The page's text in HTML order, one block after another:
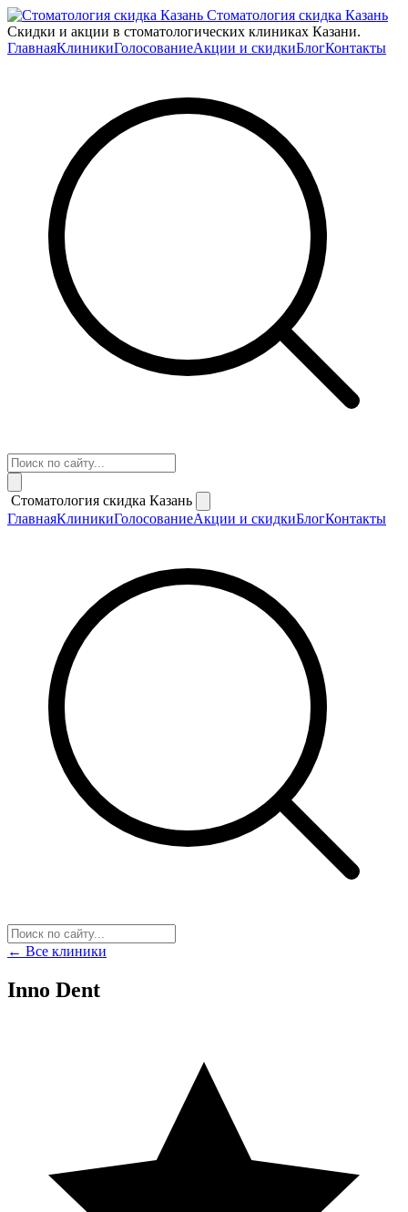
Стоматология скидка Казань
Скидки и акции в стоматологических клиниках Казани.
ГлавнаяКлиникиГолосованиеАкции и скидкиБлогКонтакты
Стоматология скидка Казань
ГлавнаяКлиникиГолосованиеАкции и скидкиБлогКонтакты
← Все клиники
Inno Dent